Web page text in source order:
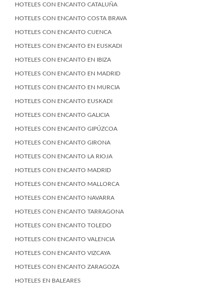
HOTELES CON ENCANTO CATALUÑA
HOTELES CON ENCANTO COSTA BRAVA
HOTELES CON ENCANTO CUENCA
HOTELES CON ENCANTO EN EUSKADI
HOTELES CON ENCANTO EN IBIZA
HOTELES CON ENCANTO EN MADRID
HOTELES CON ENCANTO EN MURCIA
HOTELES CON ENCANTO EUSKADI
HOTELES CON ENCANTO GALICIA
HOTELES CON ENCANTO GIPÚZCOA
HOTELES CON ENCANTO GIRONA
HOTELES CON ENCANTO LA RIOJA
HOTELES CON ENCANTO MADRID
HOTELES CON ENCANTO MALLORCA
HOTELES CON ENCANTO NAVARRA
HOTELES CON ENCANTO TARRAGONA
HOTELES CON ENCANTO TOLEDO
HOTELES CON ENCANTO VALENCIA
HOTELES CON ENCANTO VIZCAYA
HOTELES CON ENCANTO ZARAGOZA
HOTELES EN BALEARES